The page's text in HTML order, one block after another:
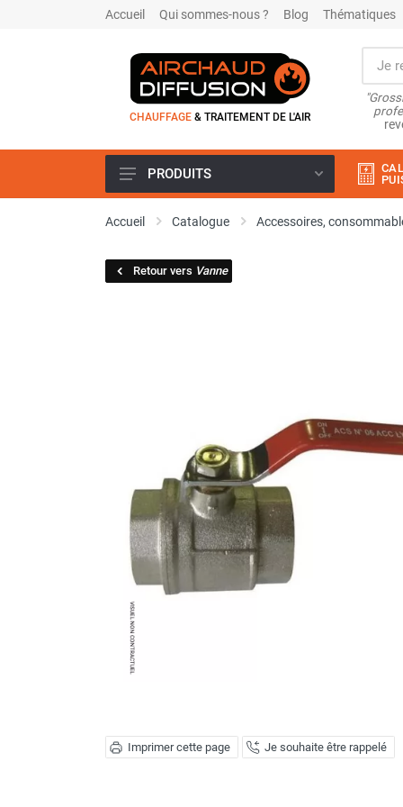
Accueil Qui sommes-nous ? Blog Thématiques
CHAUFFAGE & TRAITEMENT DE L'AIR
Climatiseur
Climatiseur mobile résidentiel et
Coffret de brumisation
Ventilateur brumisateur
Ventilateur / extracteur d'air mobile
Brasseur d'air
Ventilateur fixe
Ventilateur industriel
Ventilateur de chantier
Ventilateur centrifuge
Ventilateur de sol
Ventilateur sur pied
Ventilateur de bureau
Extracteur d'air mural centrifuge
PRODUITS
Accueil Catalogue Accessoires,
Retour vers Vanne
Imprimer cette page Je souhaite être rappelé